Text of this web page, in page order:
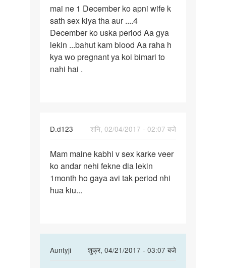
mai
ne
1
December
ko
apni
mai ne 1 December ko apni wife k
sath sex kiya tha aur ....4
December ko uska period Aa gya
lekin ...bahut kam blood Aa raha h
kya wo pregnant ya koi bimari to
nahi hai .
D.d123
शनि, 02/04/2017 - 02:07 बजे
Mam
maine
kabhi
v
Mam maine kabhi v sex karke veer
ko andar nehi fekne dia lekin
1month ho gaya avi tak period nhi
hua kiu...
Auntyji
शुक्र, 04/21/2017 - 03:07 बजे
In